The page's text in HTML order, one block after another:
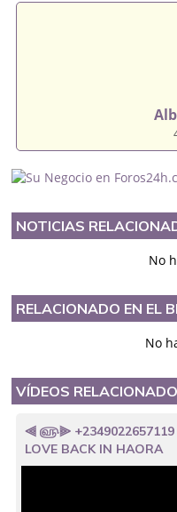
NOTICIAS
No
RELACIONADO EN EL
No
VÍDEOS
⫷ ௵⫸
LOVE BACK IN HAORA